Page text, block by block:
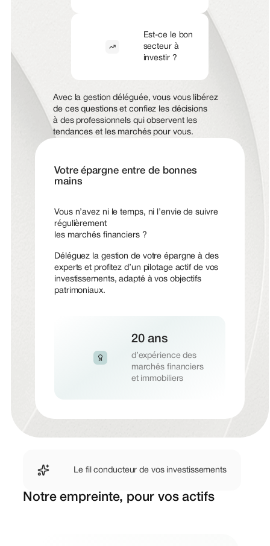
Est-ce le bon
secteur à
investir ?
Avec la gestion déléguée, vous vous libérez
de ces questions et confiez les décisions
à des professionnels qui observent les
tendances et les marchés pour vous.
Votre épargne entre de bonnes
mains
Vous n’avez ni le temps, ni l’envie de suivre
régulièrement
les marchés financiers ?
Déléguez la gestion de votre épargne à des
experts et profitez d’un pilotage actif de vos
investissements, adapté à vos objectifs
patrimoniaux.
20 ans
d’expérience des
marchés financiers
et immobiliers
Le fil conducteur de vos investissements
Notre empreinte, pour vos actifs